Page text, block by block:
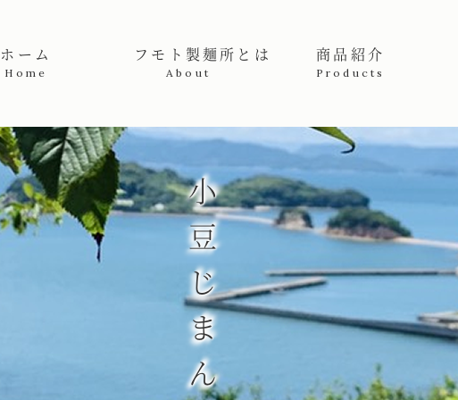
高級手延素麺販売者 | フモト製麺所
ホーム
Home
フモト製麺所とは
About
商品紹介
Products
小豆じまん